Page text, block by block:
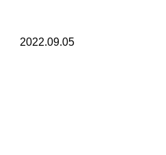
2022.09.05